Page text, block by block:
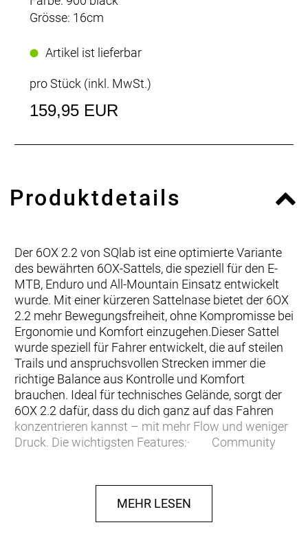
Grösse: 16cm
Artikel ist lieferbar
pro Stück (inkl. MwSt.)
159,95 EUR
Produktdetails
Der 6OX 2.2 von SQlab ist eine optimierte Variante
des bewährten 6OX-Sattels, die speziell für den E-
MTB, Enduro und All-Mountain Einsatz entwickelt
wurde. Mit einer kürzeren Sattelnase bietet der 6OX
2.2 mehr Bewegungsfreiheit, ohne Kompromisse bei
Ergonomie und Komfort einzugehen.Dieser Sattel
wurde speziell für Fahrer entwickelt, die auf steilen
Trails und anspruchsvollen Strecken immer die
richtige Balance aus Kontrolle und Komfort
brauchen. Ideal für technisches Gelände, sorgt der
6OX 2.2 dafür, dass du dich ganz auf das Fahren
konzentrieren kannst – mit mehr Flow und weniger
Druck. Die wichtigsten Features:· Community
die kürzere Sattelnase des 6OX 2.2 – für mehr
Bewegungsfreiheit und Komfort auf
anspruchsvollen Trails. · Kürzere Sattelnase –
MEHR LESEN